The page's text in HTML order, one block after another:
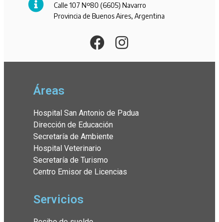
Calle 107 Nº80 (6605) Navarro
Provincia de Buenos Aires, Argentina
Áreas
Hospital San Antonio de Padua
Dirección de Educación
Secretaría de Ambiente
Hospital Veterinario
Secretaría de Turismo
Centro Emisor de Licencias
Servicios